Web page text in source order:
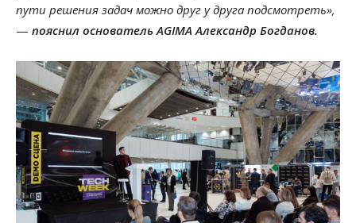
пути решения задач можно друг у друга подсмотреть»,
— пояснил основатель AGIMA Александр Богданов.